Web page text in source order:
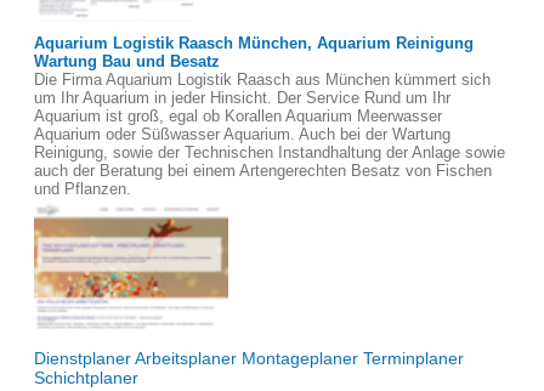
Aquarium Logistik Raasch München, Aquarium Reinigung
Wartung Bau und Besatz
Die Firma Aquarium Logistik Raasch aus München kümmert sich
um Ihr Aquarium in jeder Hinsicht. Der Service Rund um Ihr
Aquarium ist groß, egal ob Korallen Aquarium Meerwasser
Aquarium oder Süßwasser Aquarium. Auch bei der Wartung
Reinigung, sowie der Technischen Instandhaltung der Anlage sowie
auch der Beratung bei einem Artengerechten Besatz von Fischen
und Pflanzen.
Dienstplaner Arbeitsplaner Montageplaner Terminplaner
Schichtplaner